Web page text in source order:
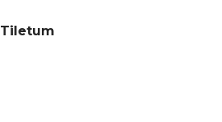
Tiletum